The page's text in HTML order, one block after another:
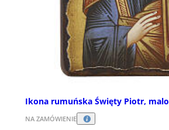
Ikona rumuńska Święty Piotr,
NA ZAMÓWIENIE